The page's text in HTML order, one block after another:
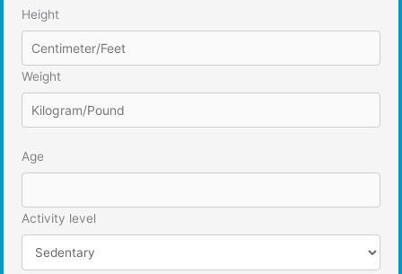
Height
Weight
Age
Activity level